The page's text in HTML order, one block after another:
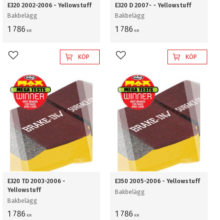
E320 2002-2006 - Yellowstuff
Bakbelägg
1 786 KR
Lägg till i favoriterKÖP
E320 D 2007- - Yellowstuff
Bakbelägg
1 786 KR
Lägg till i favoriterKÖP
E320 TD 2003-2006 -
Yellowstuff
Bakbelägg
1 786 KR
E350 2005-2006 - Yellowstuff
Bakbelägg
1 786 KR